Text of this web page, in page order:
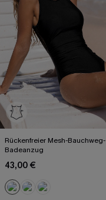
Rückenfreier Mesh-Bauchweg-
Badeanzug
43,00 €